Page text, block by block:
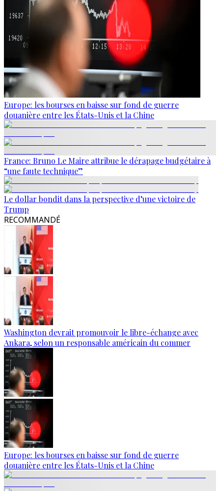
Europe: les bourses en baisse sur fond de guerre
douanière entre les États-Unis et la Chine
France: Bruno Le Maire attribue le dérapage budgétaire à
“une faute technique”
Le dollar bondit dans la perspective d’une victoire de
Trump
RECOMMANDÉ
Washington devrait promouvoir le libre-échange avec
Ankara, selon un responsable américain du commer
Europe: les bourses en baisse sur fond de guerre
douanière entre les États-Unis et la Chine